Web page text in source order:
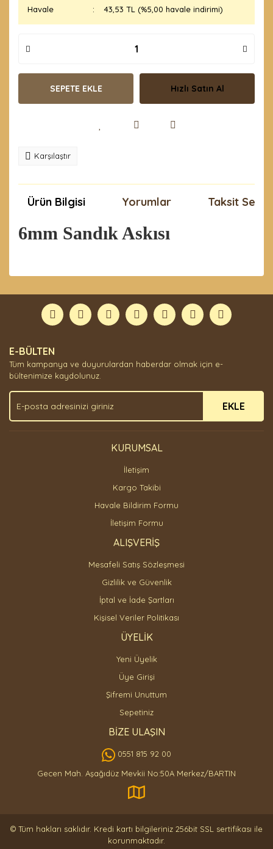
Havale 43,53 TL (%5,00 havale indirimi)
SEPETE EKLE Hızlı Satın Al
Karşılaştır
Ürün Bilgisi Yorumlar Taksit
6mm Sandık Askısı
Yorum Yaz
formunu kullanarak tarafımıza iletebilirsiniz.
Görüş ve önerileriniz için teşekkür ederiz.
Ürün açıklamasında eksik bilgiler bulunuyor.
Ürün bilgilerinde hatalar bulunuyor.
Ürün fiyatı diğer sitelerden daha pahalı.
Bu ürüne benzer farklı alternatifler olmalı.
Gönder
E-BÜLTEN
Tüm kampanya ve duyurulardan haberdar olmak için e-
bültenimize kaydolunuz.
EKLE
KURUMSAL
İletişim
Kargo Takibi
Havale Bildirim Formu
İletişim Formu
ALIŞVERİŞ
Mesafeli Satış Sözleşmesi
Gizlilik ve Güvenlik
İptal ve İade Şartları
Kişisel Veriler Politikası
ÜYELİK
Yeni Üyelik
Üye Girişi
Şifremi Unuttum
Sepetiniz
BİZE ULAŞIN
0551 815 92 00
Gecen Mah. Aşağıdüz Mevkii No:50A Merkez/BARTIN
© Tüm hakları saklıdır. Kredi kartı bilgileriniz 256bit SSL sertifikası ile
korunmaktadır.